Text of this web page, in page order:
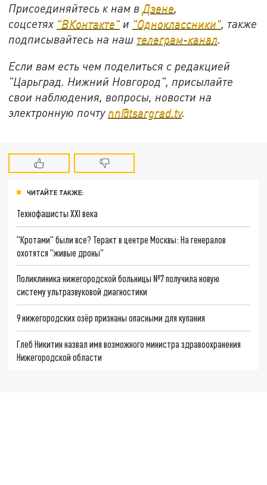
Присоединяйтесь к нам в Дзене
соцсетях "ВКонтакте" и "Одноклассники" также
подписывайтесь на наш телеграм-канал
Если вам есть чем поделиться с редакцией
"Царьград. Нижний Новгород", присылайте
свои наблюдения, вопросы, новости на
электронную почту nn@tsargrad.tv.
ЧИТАЙТЕ ТАКЖЕ:
Технофашисты XXI века
"Кротами" были все? Теракт в центре Москвы: На генералов
охотятся "живые дроны"
Поликлиника нижегородской больницы №7 получила новую
систему ультразвуковой диагностики
9 нижегородских озёр признаны опасными для купания
Глеб Никитин назвал имя возможного министра здравоохранения
Нижегородской области